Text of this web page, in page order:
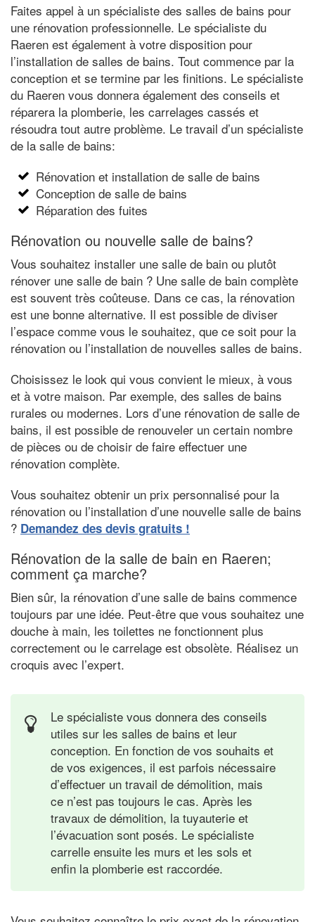
Faites appel à un spécialiste des salles de bains pour
une rénovation professionnelle. Le spécialiste du
Raeren est également à votre disposition pour
l’installation de salles de bains. Tout commence par la
conception et se termine par les finitions. Le spécialiste
du Raeren vous donnera également des conseils et
réparera la plomberie, les carrelages cassés et
résoudra tout autre problème. Le travail d’un spécialiste
de la salle de bains:
Rénovation et installation de salle de bains
Conception de salle de bains
Réparation des fuites
Rénovation ou nouvelle salle de bains?
Vous souhaitez installer une salle de bain ou plutôt
rénover une salle de bain ? Une salle de bain complète
est souvent très coûteuse. Dans ce cas, la rénovation
est une bonne alternative. Il est possible de diviser
l’espace comme vous le souhaitez, que ce soit pour la
rénovation ou l’installation de nouvelles salles de bains.
Choisissez le look qui vous convient le mieux, à vous
et à votre maison. Par exemple, des salles de bains
rurales ou modernes. Lors d’une rénovation de salle de
bains, il est possible de renouveler un certain nombre
de pièces ou de choisir de faire effectuer une
rénovation complète.
Vous souhaitez obtenir un prix personnalisé pour la
rénovation ou l’installation d’une nouvelle salle de bains
? Demandez des devis gratuits !
Rénovation de la salle de bain en Raeren;
comment ça marche?
Bien sûr, la rénovation d’une salle de bains commence
toujours par une idée. Peut-être que vous souhaitez une
douche à main, les toilettes ne fonctionnent plus
correctement ou le carrelage est obsolète. Réalisez un
croquis avec l’expert.
Le spécialiste vous donnera des conseils
utiles sur les salles de bains et leur
conception. En fonction de vos souhaits et
de vos exigences, il est parfois nécessaire
d’effectuer un travail de démolition, mais
ce n’est pas toujours le cas. Après les
travaux de démolition, la tuyauterie et
l’évacuation sont posés. Le spécialiste
carrelle ensuite les murs et les sols et
enfin la plomberie est raccordée.